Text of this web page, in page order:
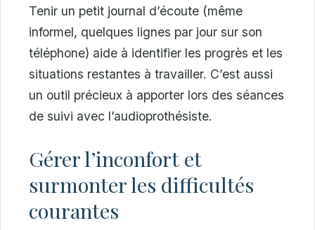
Tenir un petit journal d’écoute (même
informel, quelques lignes par jour sur son
téléphone) aide à identifier les progrès et les
situations restantes à travailler. C’est aussi
un outil précieux à apporter lors des séances
de suivi avec l’audioprothésiste.
Gérer l’inconfort et
surmonter les difficultés
courantes